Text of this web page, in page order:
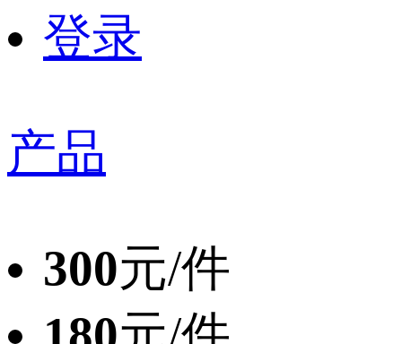
登录
产品
300元/件